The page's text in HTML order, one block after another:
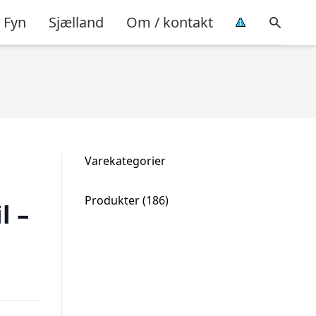
Fyn Sjælland Om / kontakt
–
Varekategorier
Produkter 186186